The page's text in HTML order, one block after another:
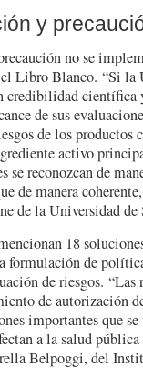
y
no se
Libro Blanco. “Si la
credibilidad
de sus
de los productos
activo
se reconozcan de
de manera
de la Universidad de
18
formulación de
de riesgos. “Las
de autorización
importantes que
a la salud
Belpoggi, del